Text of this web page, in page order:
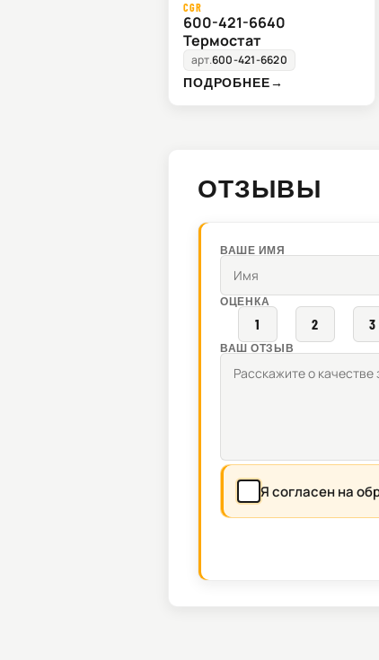
CGR
600-421-6640
Термостат
арт.600-421-6620
ПОДРОБНЕЕ→
ОТЗЫВЫ
ВАШЕ ИМЯ
ОЦЕНКА
1 2 3
ВАШ ОТЗЫВ
Я согласен на